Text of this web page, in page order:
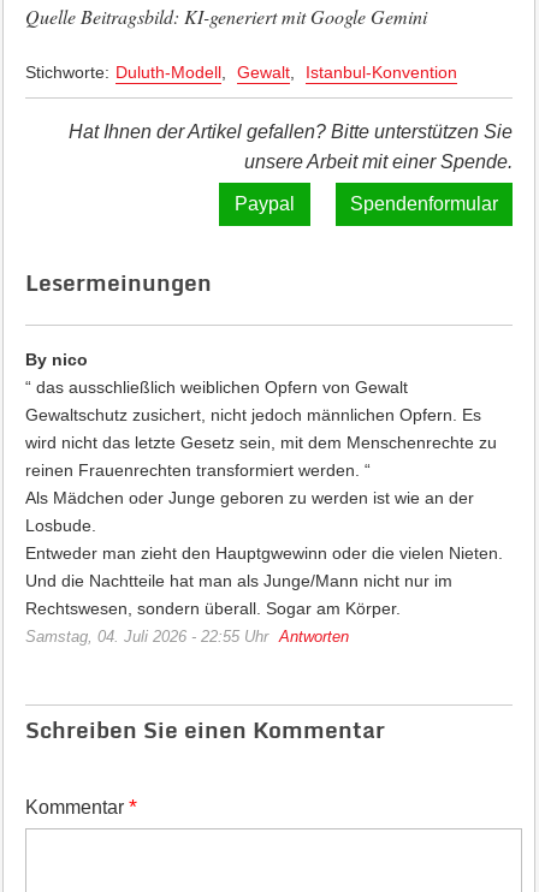
Quelle Beitragsbild: KI-generiert mit Google Gemini
Stichworte: Duluth-Modell, Gewalt, Istanbul-Konvention
Hat Ihnen der Artikel gefallen? Bitte unterstützen Sie
unsere Arbeit mit einer Spende.
Spendenformular
Lesermeinungen
By nico
“ das ausschließlich weiblichen Opfern von Gewalt
Gewaltschutz zusichert, nicht jedoch männlichen Opfern. Es
wird nicht das letzte Gesetz sein, mit dem Menschenrechte zu
reinen Frauenrechten transformiert werden. “
Als Mädchen oder Junge geboren zu werden ist wie an der
Losbude.
Entweder man zieht den Hauptgwewinn oder die vielen Nieten.
Und die Nachtteile hat man als Junge/Mann nicht nur im
Rechtswesen, sondern überall. Sogar am Körper.
Samstag, 04. Juli 2026 - 22:55 Uhr Antworten
Schreiben Sie einen Kommentar
Kommentar *